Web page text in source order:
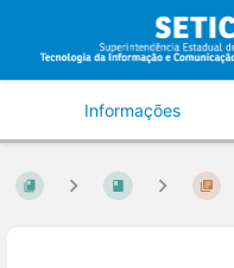
Informações